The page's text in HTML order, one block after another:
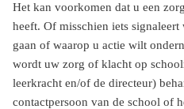
Het kan voorkomen dat u een
heeft. Of misschien iets
gaan of waarop u actie wilt
wordt uw zorg of klacht op
leerkracht en/of de directeur)
contactpersoon van de school of